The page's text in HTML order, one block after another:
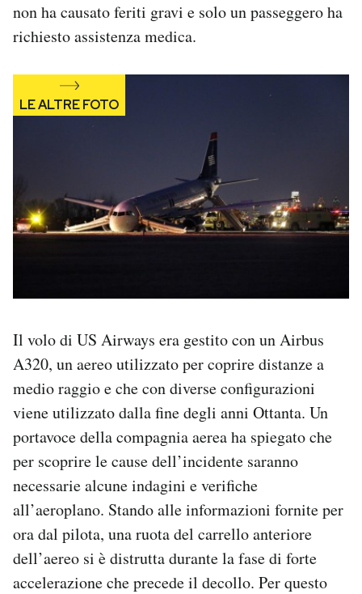
Hai bisogno di aiuto?
Esci
non ha causato feriti gravi e solo un passeggero ha
richiesto assistenza medica.
Il volo di US Airways era gestito con un Airbus
A320, un aereo utilizzato per coprire distanze a
medio raggio e che con diverse configurazioni
viene utilizzato dalla fine degli anni Ottanta. Un
portavoce della compagnia aerea ha spiegato che
per scoprire le cause dell’incidente saranno
necessarie alcune indagini e verifiche
all’aeroplano. Stando alle informazioni fornite per
ora dal pilota, una ruota del carrello anteriore
dell’aereo si è distrutta durante la fase di forte
accelerazione che precede il decollo. Per questo